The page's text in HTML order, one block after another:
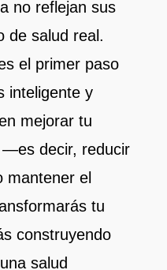
no reflejan sus
de salud real.
el primer paso
inteligente y
mejorar tu
—es decir, reducir
mantener el
tu
construyendo
salud